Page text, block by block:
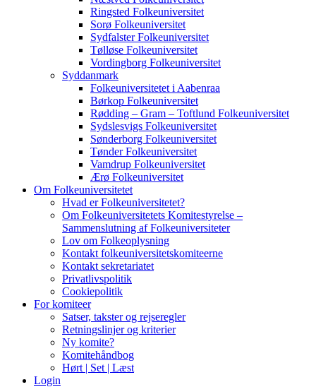
Ringsted Folkeuniversitet
Sorø Folkeuniversitet
Sydfalster Folkeuniversitet
Tølløse Folkeuniversitet
Vordingborg Folkeuniversitet
Syddanmark
Folkeuniversitetet i Aabenraa
Børkop Folkeuniversitet
Rødding – Gram – Toftlund Folkeuniversitet
Sydslesvigs Folkeuniversitet
Sønderborg Folkeuniversitet
Tønder Folkeuniversitet
Vamdrup Folkeuniversitet
Ærø Folkeuniversitet
Om Folkeuniversitetet
Hvad er Folkeuniversitetet?
Om Folkeuniversitetets Komitestyrelse –
Sammenslutning af Folkeuniversiteter
Lov om Folkeoplysning
Kontakt folkeuniversitetskomiteerne
Kontakt sekretariatet
Privatlivspolitik
Cookiepolitik
For komiteer
Satser, takster og rejseregler
Retningslinjer og kriterier
Ny komite?
Komitehåndbog
Hørt | Set | Læst
Login